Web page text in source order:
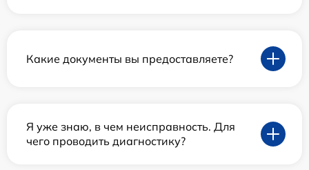
Какие документы вы предоставляете?
Я уже знаю, в чем неисправность. Для
чего проводить диагностику?